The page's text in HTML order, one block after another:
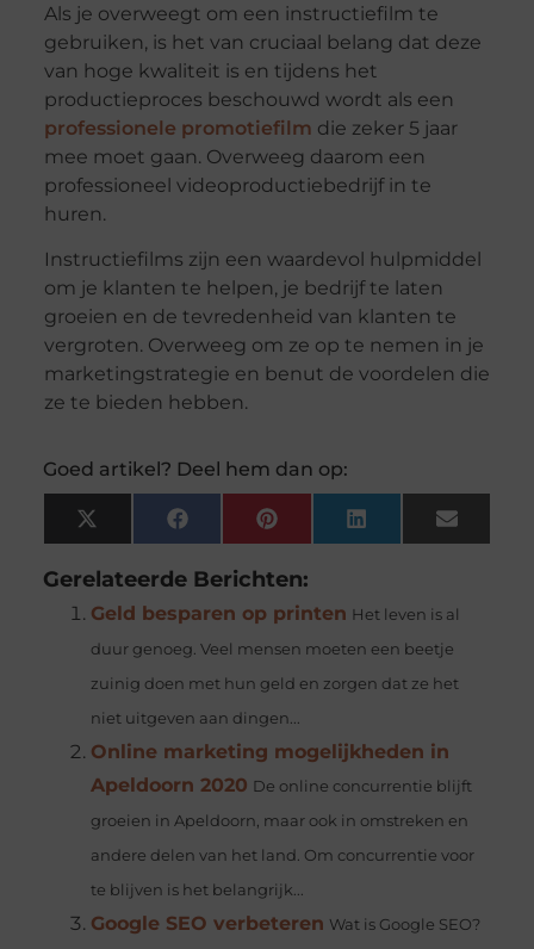
Als je overweegt om een instructiefilm te
gebruiken, is het van cruciaal belang dat deze
van hoge kwaliteit is en tijdens het
productieproces beschouwd wordt als een
professionele promotiefilm die zeker 5 jaar
mee moet gaan. Overweeg daarom een
professioneel videoproductiebedrijf in te
huren.
Instructiefilms zijn een waardevol hulpmiddel
om je klanten te helpen, je bedrijf te laten
groeien en de tevredenheid van klanten te
vergroten. Overweeg om ze op te nemen in je
marketingstrategie en benut de voordelen die
ze te bieden hebben.
Goed artikel? Deel hem dan op:
X
(Twitter)
FacebookPinterest LinkedIn Email
Gerelateerde Berichten:
Geld besparen op printen Het leven is al
duur genoeg. Veel mensen moeten een beetje
zuinig doen met hun geld en zorgen dat ze het
niet uitgeven aan dingen...
Online marketing mogelijkheden in
Apeldoorn 2020 De online concurrentie blijft
groeien in Apeldoorn, maar ook in omstreken en
andere delen van het land. Om concurrentie voor
te blijven is het belangrijk...
Google SEO verbeteren Wat is Google SEO?